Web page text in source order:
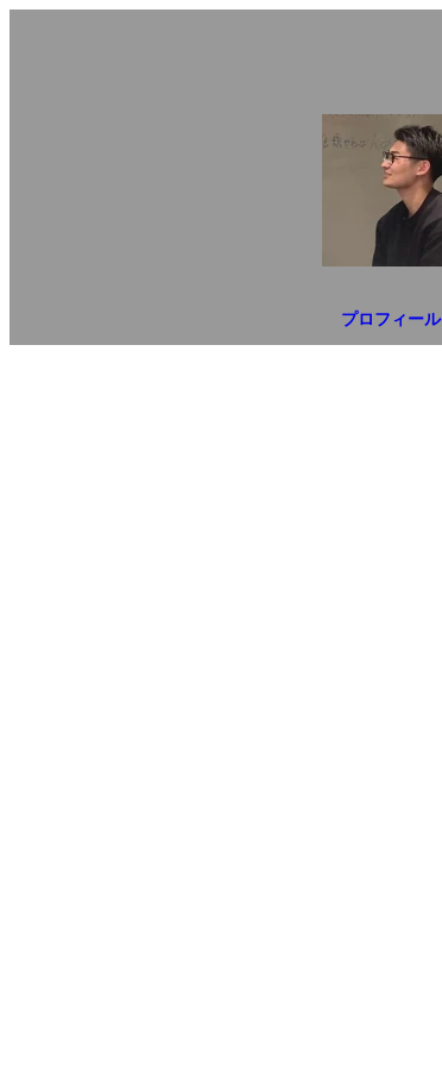
プロフィール